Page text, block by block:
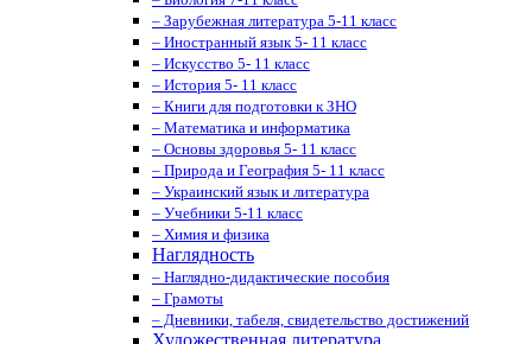
– Зарубежная литература 5-11 класс
– Иностранный язык 5- 11 класс
– Искусство 5- 11 класс
– История 5- 11 класс
– Книги для подготовки к ЗНО
– Математика и информатика
– Основы здоровья 5- 11 класс
– Природа и География 5- 11 класс
– Украинский язык и литература
– Учебники 5-11 класс
– Химия и физика
Наглядность
– Наглядно-дидактические пособия
– Грамоты
– Дневники, табеля, свидетельство достижений
Художественная литература